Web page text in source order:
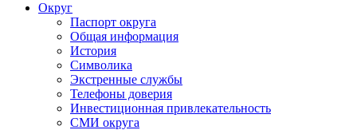
Округ
Паспорт округа
Общая информация
История
Символика
Экстренные службы
Телефоны доверия
Инвестиционная привлекательность
СМИ округа